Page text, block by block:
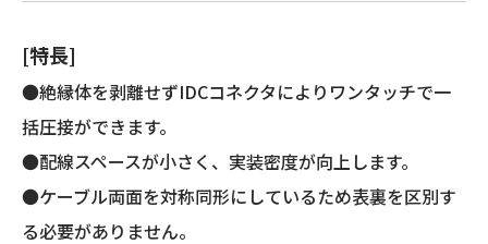
[特長]
●絶縁体を剥離せずIDCコネクタによりワンタッチで一
括圧接ができます。
●配線スペースが小さく、実装密度が向上します。
●ケーブル両面を対称同形にしているため表裏を区別す
る必要がありません。